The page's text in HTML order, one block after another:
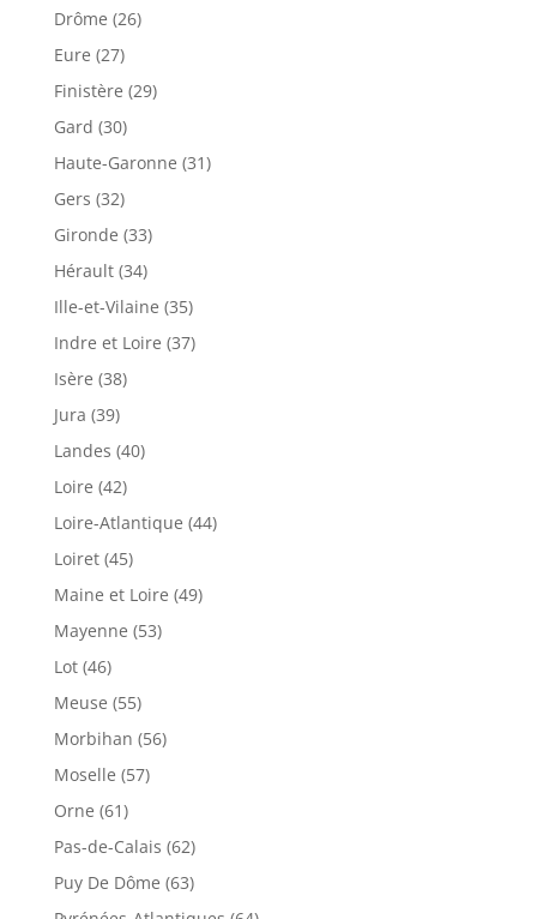
Drôme (26)
Eure (27)
Finistère (29)
Gard (30)
Haute-Garonne (31)
Gers (32)
Gironde (33)
Hérault (34)
Ille-et-Vilaine (35)
Indre et Loire (37)
Isère (38)
Jura (39)
Landes (40)
Loire (42)
Loire-Atlantique (44)
Loiret (45)
Maine et Loire (49)
Mayenne (53)
Lot (46)
Meuse (55)
Morbihan (56)
Moselle (57)
Orne (61)
Pas-de-Calais (62)
Puy De Dôme (63)